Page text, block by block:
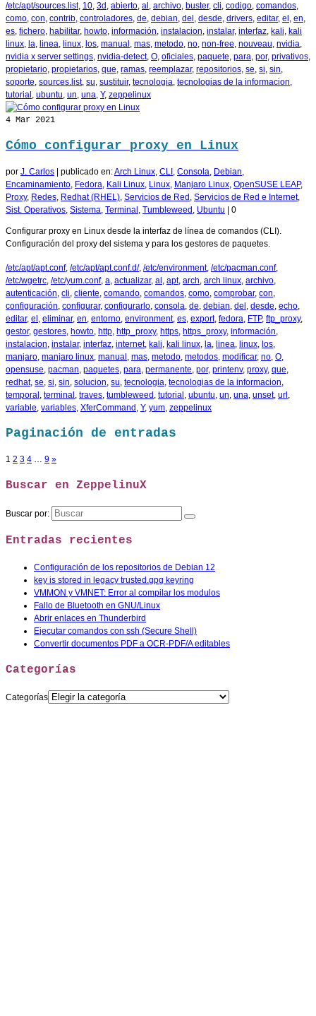
/etc/apt/sources.list, 10, 3d , abierto, al , archivo, buster, cli, codigo, comandos,
como, con, contrib, controladores, de, debian, del , desde, drivers, editar, el , en,
es, fichero, habilitar, howto, información, instalacion, instalar, interfaz, kali, kali
linux, la, linea, linux, los, manual , mas, metodo, no, non-free, nouveau, nvidia,
nvidia x server settings, nvidia-detect, O, oficiales, paquete, para, por, privativos,
propietario, propietarios, que, ramas, reemplazar, repositorios, se, si, sin,
soporte, sources.list, su, sustituir, tecnologia, tecnologias de la informacion,
tutorial , ubuntu, un, una, Y, zeppelinux
4 Mar 2021
Cómo configurar proxy en Linux
por J. Carlos publicado en:Arch Linux, CLI , Consola, Debian,
Encaminamiento, Fedora, Kali Linux, Linux, Manjaro Linux, OpenSUSE LEAP,
Proxy, Redes, Redhat (RHEL), Servicios de Red , Servicios de Red e Internet,
Sist. Operativos, Sistema, Terminal , Tumbleweed , Ubuntu 0
Configurar proxy en Linux desde la interfaz de línea de comandos (CLI).
Configuración del proxy del sistema y para los gestores de paquetes.
/etc/apt/apt.conf, /etc/apt/apt.conf.d/, /etc/environment, /etc/pacman.conf,
/etc/wgetrc, /etc/yum.conf, a, actualizar, al , apt, arch, arch linux, archivo,
autenticación, cli, cliente, comando, comandos, como, comprobar, con,
configuración, configurar, configurarlo, consola, de, debian, del , desde, echo,
editar, el , eliminar, en, entorno, environment, es, export, fedora, FTP, ftp_proxy,
gestor, gestores, howto, http, http_proxy, https, https_proxy, información,
instalacion, instalar, interfaz, internet, kali, kali linux, la, linea, linux, los,
manjaro, manjaro linux, manual , mas, metodo, metodos, modificar, no, O,
opensuse, pacman, paquetes, para, permanente, por, printenv, proxy, que,
redhat, se, si, sin, solucion, su, tecnologia, tecnologias de la informacion,
temporal , terminal , traves, tumbleweed , tutorial , ubuntu, un, una, unset, url ,
variable, variables, XferCommand , Y, yum, zeppelinux
Paginación de entradas
1 2 3 4 9 »
Buscar en ZeppelinuX
Buscar por:
Entradas recientes
Configuración de los repositorios de Debian 12
key is stored in legacy trusted.gpg keyring
VMMON y VMNET: Error al compilar los modulos
Fallo de Bluetooth en GNU/Linux
Abrir enlaces en Thunderbird
Ejecutar comandos con ssh (Secure Shell)
Convertir documentos PDF a OCR-PDF/A editables
Categorías
Categorías